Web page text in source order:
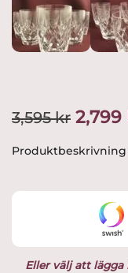
3,595kr Det
var:
2,799
Produktbeskrivning
Eller välj att